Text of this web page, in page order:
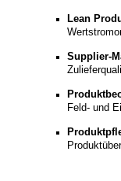
Lean
Supplier-
Feld- und